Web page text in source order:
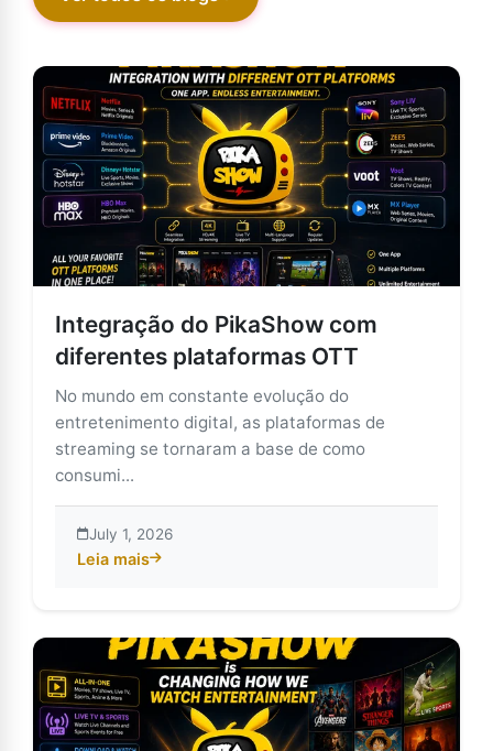
Integração do PikaShow com
diferentes plataformas OTT
No mundo em constante evolução do
entretenimento digital, as plataformas de
streaming se tornaram a base de como
consumi...
July 1, 2026
Leia mais
about Integração do PikaShow com diferentes